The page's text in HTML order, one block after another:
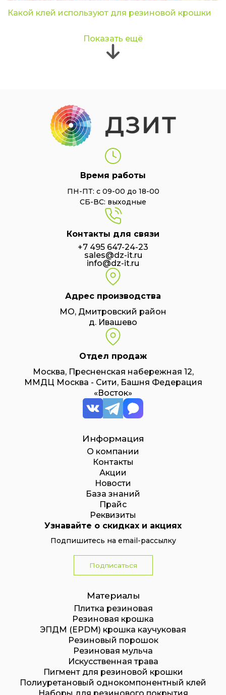
Какой клей используют для резиновой крошки
Показать ещё
Время работы
ПН-ПТ: с 09-00 до 18-00
СБ-ВС: выходные
Контакты для связи
+7 495 647-24-23
sales@dz-it.ru
info@dz-it.ru
Адрес производства
МО, Дмитровский район
д. Ивашево
Отдел продаж
Москва, Пресненская набережная 12,
ММДЦ Москва - Сити, Башня Федерация
«Восток»
Информация
О компании
Контакты
Акции
Новости
База знаний
Прайс
Реквизиты
Узнавайте о скидках и акциях
Подпишитесь на email-рассылку
Подписаться
Материалы
Плитка резиновая
Резиновая крошка
ЭПДМ (EPDM) крошка каучуковая
Резиновый порошок
Резиновая мульча
Искусственная трава
Пигмент для резиновой крошки
Полиуретановый однокомпонентный клей